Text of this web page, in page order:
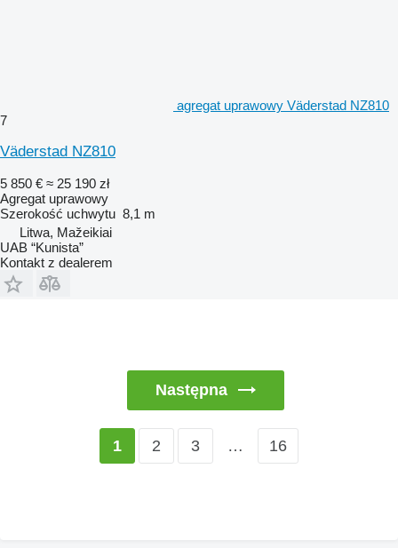
agregat uprawowy Väderstad NZ810
7
Väderstad NZ810
5 850 € ≈ 25 190 zł
Agregat uprawowy
Szerokość uchwytu 8,1 m
Litwa, Mažeikiai
UAB “Kunista”
Kontakt z dealerem
Następna
1 2 3 … 16